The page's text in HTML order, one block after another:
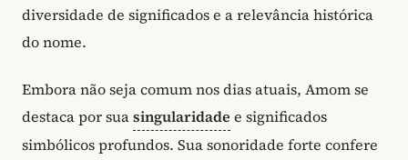
diversidade de significados e a relevância histórica
do nome.
Embora não seja comum nos dias atuais, Amom se
destaca por suasingularidade e significados
simbólicos profundos. Sua sonoridade forte confere